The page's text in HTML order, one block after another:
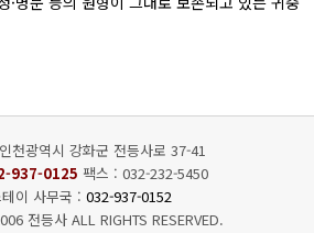
천광역시 강화군 전등사로 37-41
937-0125 팩스 : 032-232-5450
이 사무국 : 032-937-0152
전등사 ALL RIGHTS RESERVED.